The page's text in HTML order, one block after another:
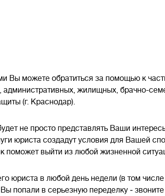
Вы можете обратиться за помощью к
жилищных, брачно-
(г. Краснодар).
не просто представлять Ваши
юриста создадут условия для Вашей
поможет выйти из любой жизненной
юриста в любой день недели (в том
попали в серьезную переделку ‒